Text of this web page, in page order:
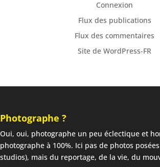
Connexion
Flux des publications
Flux des commentaires
Site de WordPress-FR
Photographe ?
Oui, oui, photographe un peu éclectique et
photographe à 100%. Ici pas de photos
studios), mais du reportage, de la vie, du